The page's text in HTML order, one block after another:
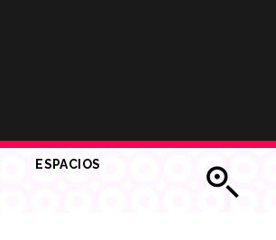
ESPACIOS